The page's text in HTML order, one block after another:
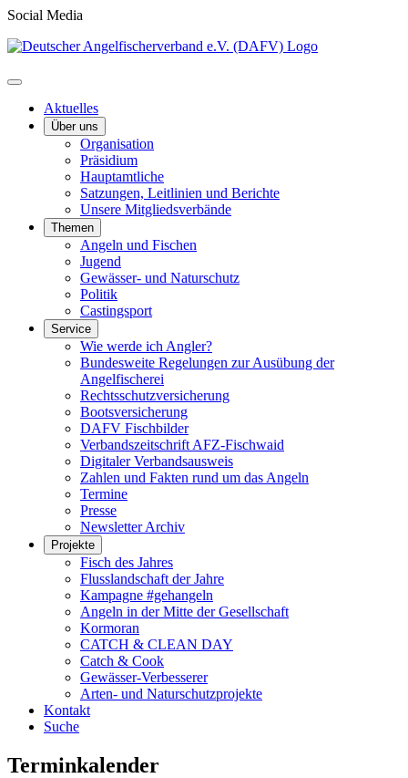
Social Media
Aktuelles
Über uns
Organisation
Präsidium
Hauptamtliche
Satzungen, Leitlinien und Berichte
Unsere Mitgliedsverbände
Themen
Angeln und Fischen
Jugend
Gewässer- und Naturschutz
Politik
Castingsport
Service
Wie werde ich Angler?
Bundesweite Regelungen zur Ausübung der
Angelfischerei
Rechtsschutzversicherung
Bootsversicherung
DAFV Fischbilder
Verbandszeitschrift AFZ-Fischwaid
Digitaler Verbandsausweis
Zahlen und Fakten rund um das Angeln
Termine
Presse
Newsletter Archiv
Projekte
Fisch des Jahres
Flusslandschaft der Jahre
Kampagne #gehangeln
Angeln in der Mitte der Gesellschaft
Kormoran
CATCH & CLEAN DAY
Catch & Cook
Gewässer-Verbesserer
Arten- und Naturschutzprojekte
Kontakt
Suche
Terminkalender